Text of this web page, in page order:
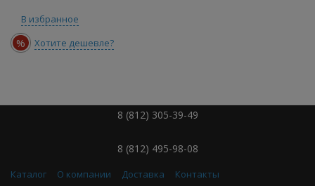
В избранное
% Хотите дешевле?
8 (812) 305-39-49
8 (812) 495-98-08
Каталог О компании Доставка Контакты